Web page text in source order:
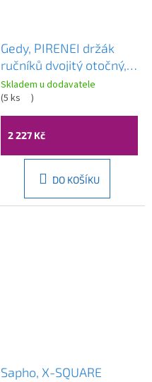
Gedy, PIRENEI držák
ručníků dvojitý otočný,
350mm, zlatá matná,
PI2388
Skladem u dodavatele
(5 ks )
2 227 Kč
DO KOŠÍKU
Sapho, X-SQUARE